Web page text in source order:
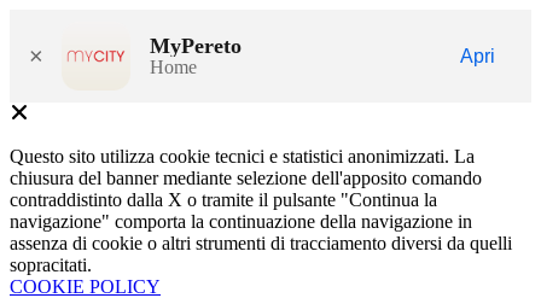
× MyPereto
Home
Apri
Questo sito utilizza cookie tecnici e statistici anonimizzati. La
chiusura del banner mediante selezione dell'apposito comando
contraddistinto dalla X o tramite il pulsante "Continua la
navigazione" comporta la continuazione della navigazione in
assenza di cookie o altri strumenti di tracciamento diversi da quelli
sopracitati.
COOKIE POLICY